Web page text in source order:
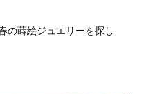
の蒔絵ジュエリーを探し